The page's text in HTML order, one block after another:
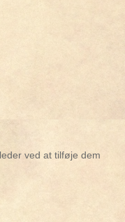
ved at tilføje dem